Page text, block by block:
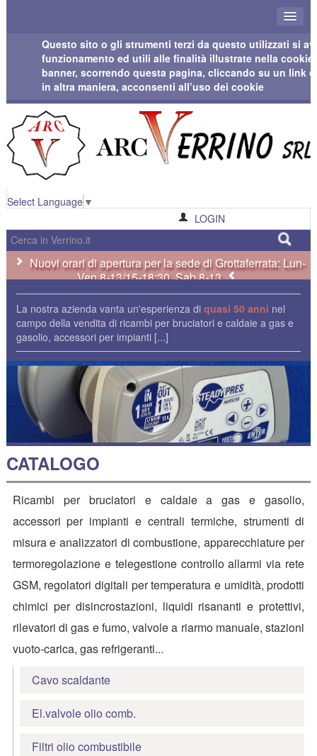
Questo sito o gli strumenti terzi da questo utilizzati si
funzionamento ed utili alle finalità illustrate nella
banner, scorrendo questa pagina, cliccando su un link
in altra maniera, acconsenti all’uso dei cookie
Select Language ▼
LOGIN
Nuovi orari di apertura per la sede di Grottaferrata: Lun-
Ven 8-13/15-18:30, Sab 8-13
La nostra azienda vanta un'esperienza di quasi 50 anni nel
campo della vendita di ricambi per bruciatori e caldaie a gas e
gasolio, accessori per impianti [...]
CATALOGO
Ricambi per bruciatori e caldaie a gas e gasolio,
accessori per impianti e centrali termiche, strumenti di
misura e analizzatori di combustione, apparecchiature per
termoregolazione e telegestione controllo allarmi via rete
GSM, regolatori digitali per temperatura e umidità, prodotti
chimici per disincrostazioni, liquidi risananti e protettivi,
rilevatori di gas e fumo, valvole a riarmo manuale, stazioni
vuoto-carica, gas refrigeranti...
Cavo scaldante
El.valvole olio comb.
Filtri olio combustibile